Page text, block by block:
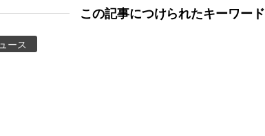
この記事につけられたキーワード
ース